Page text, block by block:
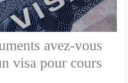
avez-vous
visa pour cours